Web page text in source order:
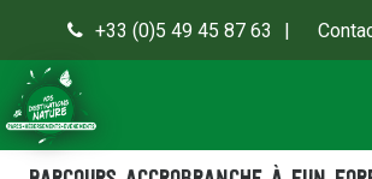
+33 (0)5 49 45 87 63